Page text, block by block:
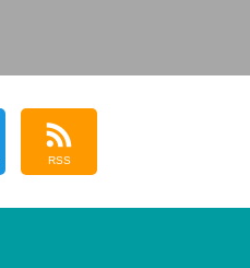
RSS